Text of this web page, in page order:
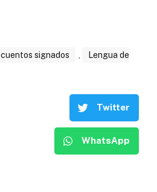
cuentos signados
Lengua de
Twitter
WhatsApp